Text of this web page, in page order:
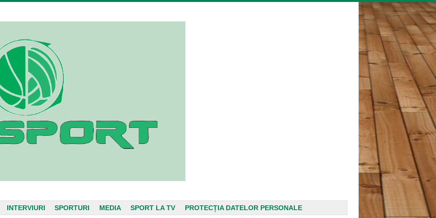
INTERVIURI SPORTURI MEDIA SPORT LA TV PROTECȚIA DATELOR PERSONALE